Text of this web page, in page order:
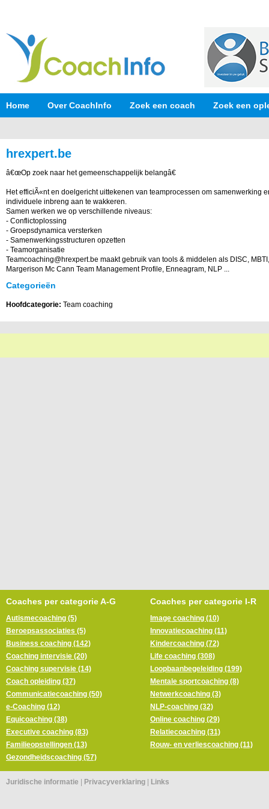
Home Over CoachInfo Zoek een coach Zoek een
hrexpert.be
â€œOp zoek naar het gemeenschappelijk belangâ€
Het efficiÃ«nt en doelgericht uittekenen van teamprocessen om samenwerking
individuele inbreng aan te wakkeren.
Samen werken we op verschillende niveaus:
- Conflictoplossing
- Groepsdynamica versterken
- Samenwerkingsstructuren opzetten
- Teamorganisatie
Teamcoaching@hrexpert.be maakt gebruik van tools & middelen als DISC,
Margerison Mc Cann Team Management Profile, Enneagram, NLP ...
Categorieën
Hoofdcategorie: Team coaching
Coaches per categorie A-G
Autismecoaching (5)
Beroepsassociaties (5)
Business coaching (142)
Coaching intervisie (20)
Coaching supervisie (14)
Coach opleiding (37)
Communicatiecoaching (50)
e-Coaching (12)
Equicoaching (38)
Executive coaching (83)
Familieopstellingen (13)
Gezondheidscoaching (57)
Coaches per categorie I-R
Image coaching (10)
Innovatiecoaching (11)
Kindercoaching (72)
Life coaching (308)
Loopbaanbegeleiding (199)
Mentale sportcoaching (8)
Netwerkcoaching (3)
NLP-coaching (32)
Online coaching (29)
Relatiecoaching (31)
Rouw- en verliescoaching (11)
Juridische informatie Privacyverklaring Links